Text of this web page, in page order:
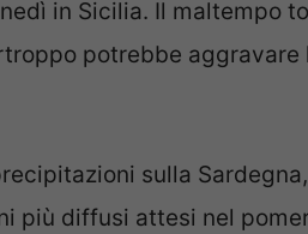
in Sicilia. Il maltempo
potrebbe aggravare
sulla
più diffusi attesi nel